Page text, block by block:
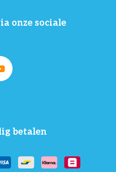
onze sociale
betalen